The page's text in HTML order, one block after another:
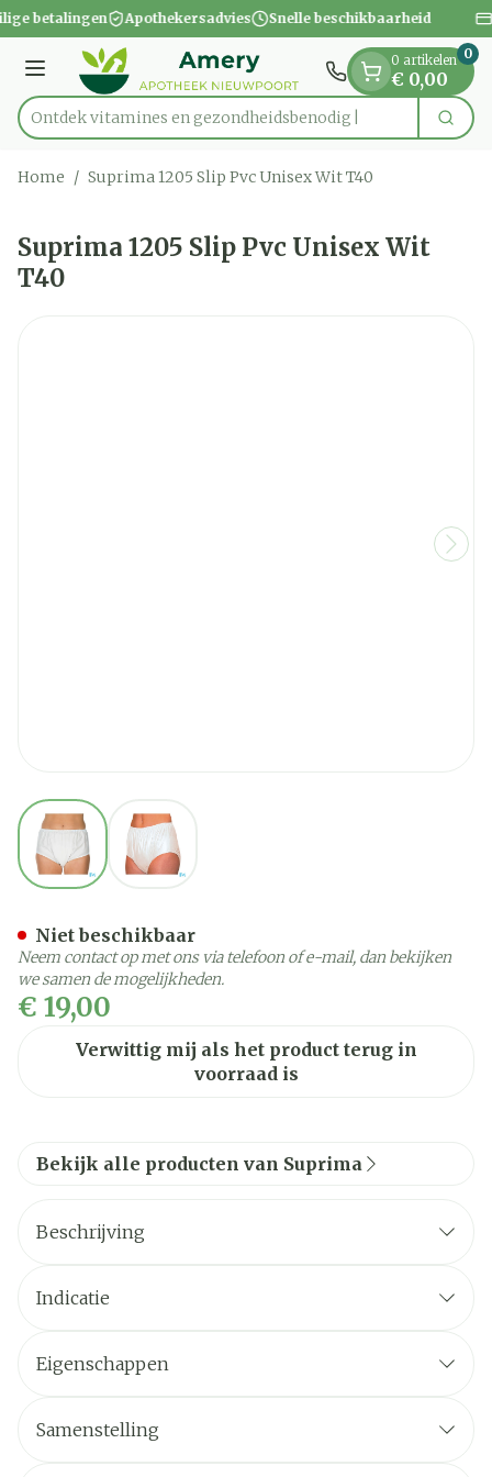
Ga naar de inhoud
1 van 1
betalingen Apothekersadvies Snelle beschikbaarheid
Menu
Product, merk, categorie...
Ontdek vitamines en gezondheidsbenodigdhed Zoek
0 artikelen
€ 0,00
0
Home / Suprima 1205 Slip Pvc Unisex Wit T40
Suprima 1205 Slip Pvc Unisex Wit
T40
View larger imageView larger image
€ 19,00
Verwittig mij als het product terug in
voorraad is
Niet beschikbaar
Neem contact op met ons via telefoon of e-mail, dan bekijken
we samen de mogelijkheden.
Bekijk alle producten van Suprima
Beschrijving
Indicatie
Eigenschappen
Sluiting
Samenstelling